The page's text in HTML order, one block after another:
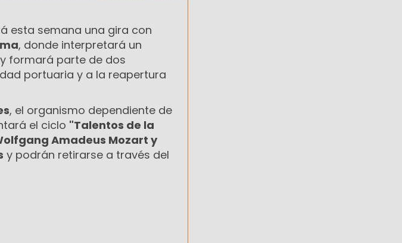
esta semana una gira con
, donde interpretará un
formará parte de dos
portuaria y a la reapertura
, el organismo dependiente de
el ciclo "Talentos de la
Amadeus Mozart y
y podrán retirarse a través del